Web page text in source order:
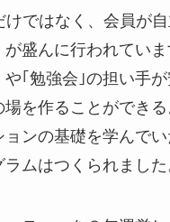
けではなく、会員が
が盛んに行われてい
｢勉強会｣の担い手
場を作ることができ
ョンの基礎を学んで
ムはつくられました